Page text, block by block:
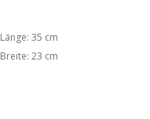
Länge: 35 cm
Breite: 23 cm